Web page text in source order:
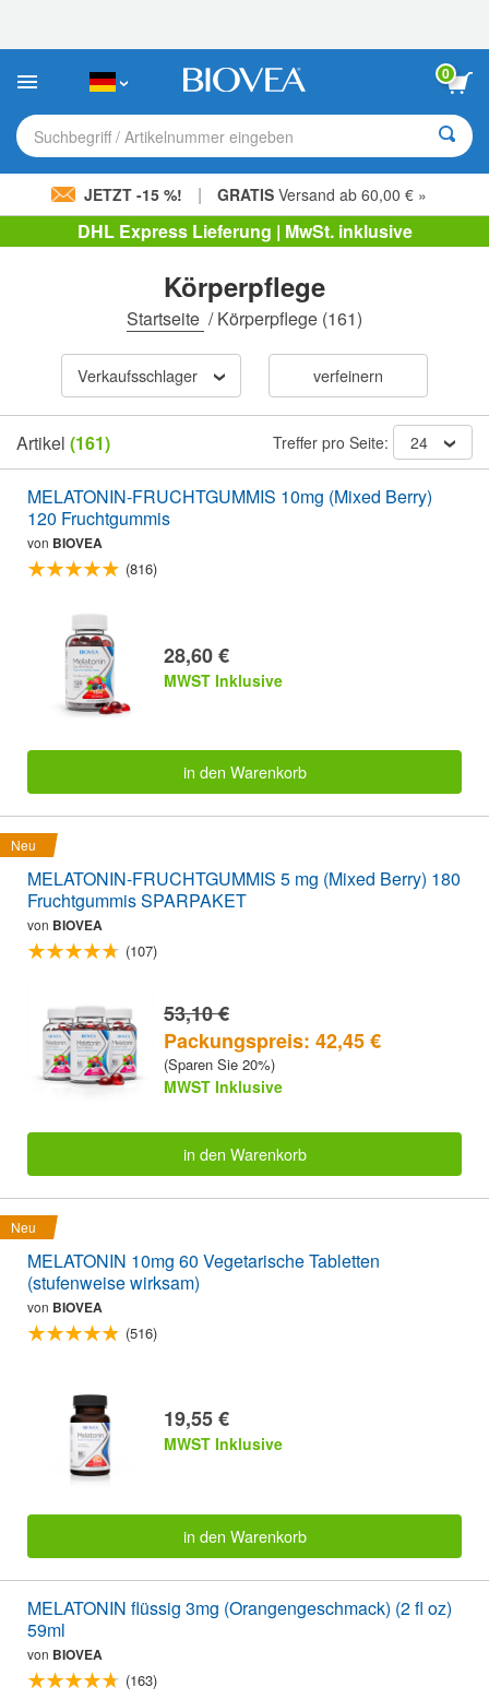
Sie:
Website
ein
Barrierefreiheitssystem.
0
Suchbegriff / Artikelnummer eingeben
JETZT -15 %! | GRATIS Versand ab 60,00 € »
DHL Express Lieferung | MwSt. inklusive
Körperpflege
Startseite /Körperpflege (161)
Verkaufsschlager verfeinern
Artikel (161) Treffer pro Seite: 24
MELATONIN-FRUCHTGUMMIS 10mg (Mixed Berry)
120 Fruchtgummis
von BIOVEA
(816)
28,60 €
MWST Inklusive
in den Warenkorb
Neu
MELATONIN-FRUCHTGUMMIS 5 mg (Mixed Berry) 180
Fruchtgummis SPARPAKET
von BIOVEA
(107)
53,10 €
Packungspreis: 42,45 €
(Sparen Sie 20%)
MWST Inklusive
in den Warenkorb
Neu
MELATONIN 10mg 60 Vegetarische Tabletten
(stufenweise wirksam)
von BIOVEA
(516)
19,55 €
MWST Inklusive
in den Warenkorb
MELATONIN flüssig 3mg (Orangengeschmack) (2 fl oz)
59ml
von BIOVEA
(163)